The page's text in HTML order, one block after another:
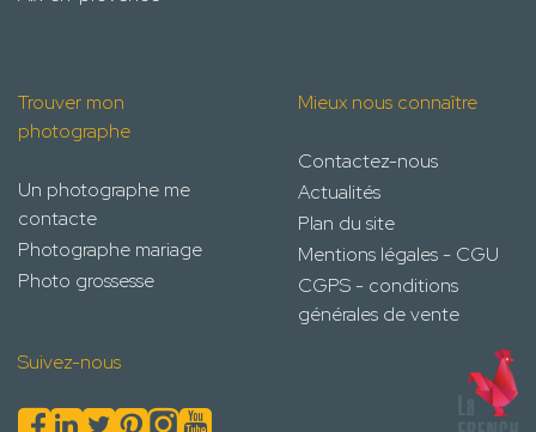
Trouver mon
photographe
Un photographe me
contacte
Photographe mariage
Photo grossesse
Mieux nous connaître
Contactez-nous
Actualités
Plan du site
Mentions légales - CGU
CGPS - conditions
générales de vente
Suivez-nous